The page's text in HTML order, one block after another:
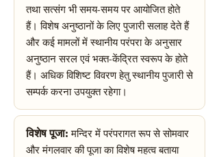
तथा सत्संग भी समय-समय पर आयोजित होते
हैं। विशेष अनुष्ठानों के लिए पुजारी सलाह देते हैं
और कई मामलों में स्थानीय परंपरा के अनुसार
अनुष्ठान सरल एवं भक्त-केंद्रित स्वरूप के होते
हैं। अधिक विशिष्ट विवरण हेतु स्थानीय पुजारी से
सम्पर्क करना उपयुक्त रहेगा।
विशेष पूजा: मन्दिर में परंपरागत रूप से सोमवार
और मंगलवार की पूजा का विशेष महत्व बताया